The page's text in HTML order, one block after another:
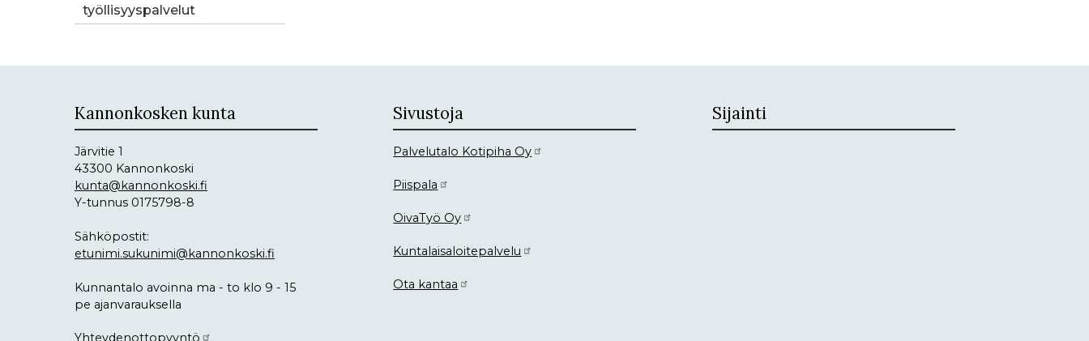
työllisyyspalvelut
Kannonkosken kunta
Järvitie 1
43300 Kannonkoski
kunta@kannonkoski.fi
Y-tunnus 0175798-8
Sähköpostit:
etunimi.sukunimi@kannonkoski.fi
Kunnantalo avoinna ma - to klo 9 - 15
pe ajanvarauksella
Yhteydenottopyyntö
Sivustoja
Palvelutalo Kotipiha Oy
Piispala
OivaTyö Oy
Kuntalaisaloitepalvelu
Ota kantaa
Sijainti